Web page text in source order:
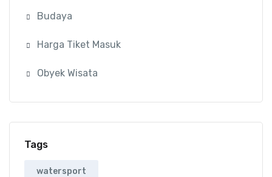
Budaya
Harga Tiket Masuk
Obyek Wisata
Tags
watersport